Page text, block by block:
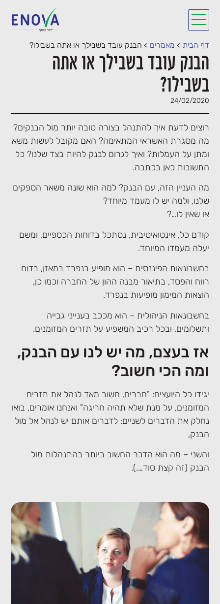
דף הבית > מאמרים > הבנק עובד בשבילך או אתה בשבילו?
הבנק עובד בשבילך או אתה
בשבילו?
24/02/2020
רוצים לדעת איך להתנהל בצורה טובה יותר מול הבנקים?
מה מסגרת האשראי המתאימה? האם מקובל לעשות משא
ומתן על העמלות? ואיך לגרום לבנק להיות בצד שלנו? כל
התשובות כאן בכתבה.
מה העניין הזה, עם הבנק? למה הוא שונה משאר הספקים
שלנו, ולמה יש לו מעמד מיוחד?
או שאין לו…?
קודם כל, אינטואיטיבית, נסתכל בדוחות הכספיים, ומשם
יעלה מעמדו המיוחד.
בחשבונאות הפיננסית – הוא מופיע בנפרד במאזן, בדוח
רווח והפסד, בתיאור מבנה ההון של החברה וכמו כן,
הוצאות המימון מופיעות בנפרד.
בחשבונאות הניהולית – הוא מככב בענייני גבייה
ותשלומים, ובכל רכיב המשפיע על תזרים המזומנים.
אז בעצם, מה יש לנו עם הבנק,
ומה הכי חשוב?
יגידו כל היועצים: "חברים, חשוב מאד לנהל את תזרים
המזומנים, על מנת שלא תהיה חריגה" ואנחנו אומרים, בואו
נחלק את הדברים לשניים: לדברים אותם יש לנהל אל מול
הבנק,
והשני – מה הוא הדבר החשוב ביותר בהתנהלות מול
הבנק (זה קצת סוד….).